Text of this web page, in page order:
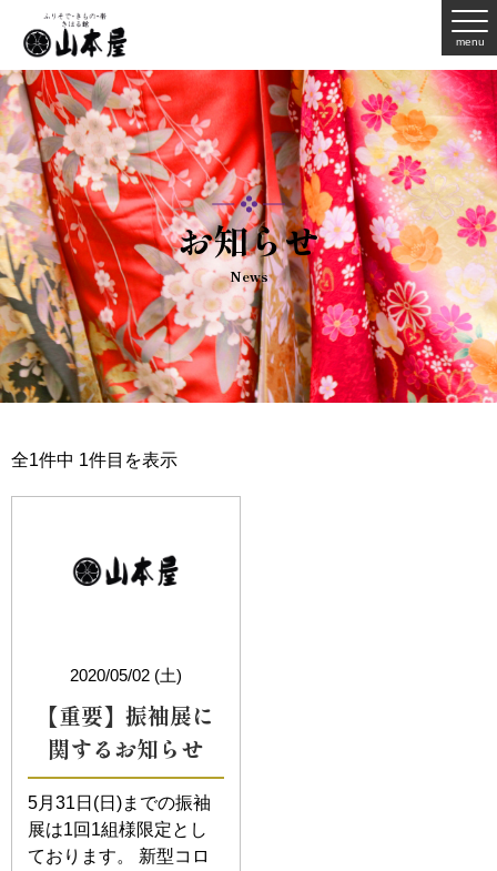
menu
お知らせ
News
全1件中 1件目を表示
2020/05/02 (土)
【重要】振袖展に
関するお知らせ
5月31日(日)までの振袖
展は1回1組様限定とし
ております。 新型コロ